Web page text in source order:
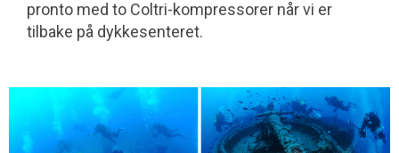
pronto med to Coltri-kompressorer når vi er
tilbake på dykkesenteret.